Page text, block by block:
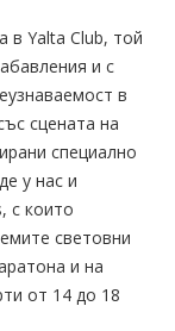
в Yalta Club, той
и с
в
сцената на
специално
у нас и
с които
световни
и на
от 14 до 18